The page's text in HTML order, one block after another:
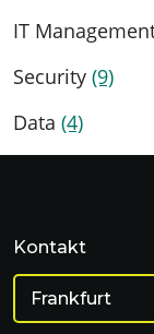
IT
Security (9)
Data (4)
Kontakt